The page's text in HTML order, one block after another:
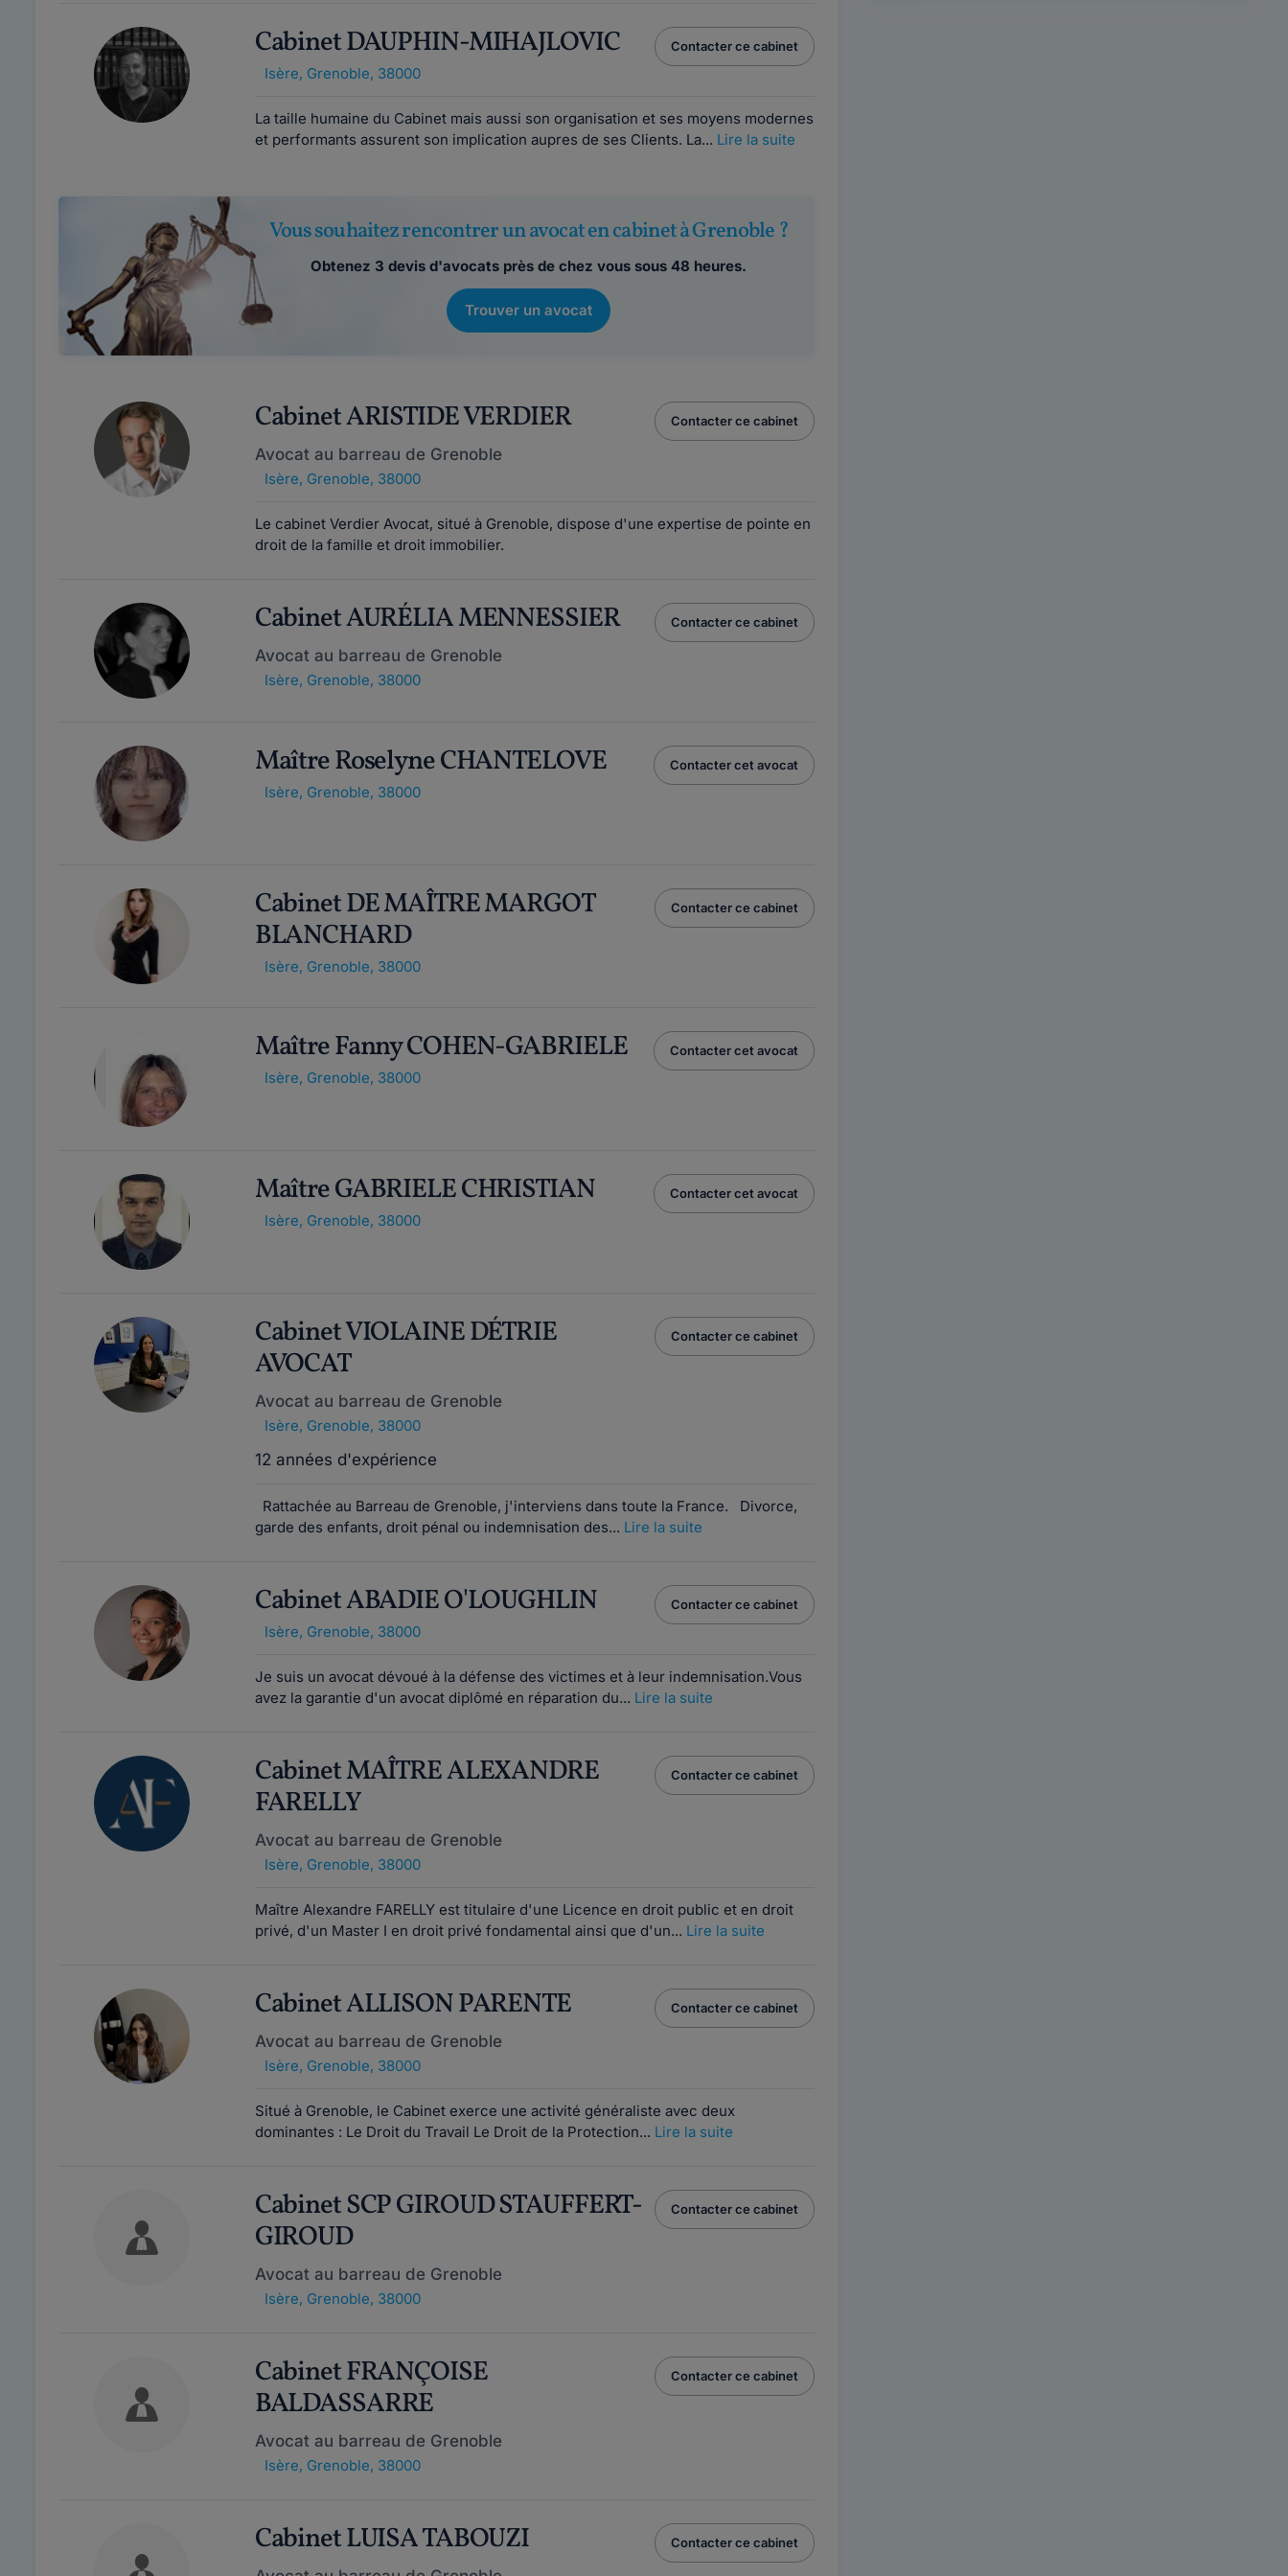
Cabinet DAUPHIN-MIHAJLOVIC
Isère, Grenoble, 38000
Contacter ce cabinet
La taille humaine du Cabinet mais aussi son organisation et ses moyens modernes
et performants assurent son implication aupres de ses Clients. La... Lire la suite
Vous souhaitez rencontrer un avocat en cabinet à Grenoble ?
Obtenez 3 devis d'avocats près de chez vous sous 48 heures.
Trouver un avocat
Cabinet ARISTIDE VERDIER
Avocat au barreau de Grenoble
Isère, Grenoble, 38000
Contacter ce cabinet
Le cabinet Verdier Avocat, situé à Grenoble, dispose d'une expertise de pointe en
droit de la famille et droit immobilier.
Cabinet AURÉLIA MENNESSIER
Avocat au barreau de Grenoble
Isère, Grenoble, 38000
Contacter ce cabinet
Maître Roselyne CHANTELOVE
Isère, Grenoble, 38000
Contacter cet avocat
Cabinet DE MAÎTRE MARGOT
BLANCHARD
Isère, Grenoble, 38000
Contacter ce cabinet
Maître Fanny COHEN-GABRIELE
Isère, Grenoble, 38000
Contacter cet avocat
Maître GABRIELE CHRISTIAN
Isère, Grenoble, 38000
Contacter cet avocat
Cabinet VIOLAINE DÉTRIE
AVOCAT
Avocat au barreau de Grenoble
Isère, Grenoble, 38000
12 années d'expérience
Contacter ce cabinet
Rattachée au Barreau de Grenoble, j'interviens dans toute la France. Divorce,
garde des enfants, droit pénal ou indemnisation des... Lire la suite
Cabinet ABADIE O'LOUGHLIN
Isère, Grenoble, 38000
Contacter ce cabinet
Je suis un avocat dévoué à la défense des victimes et à leur indemnisation.Vous
avez la garantie d'un avocat diplômé en réparation du... Lire la suite
Cabinet MAÎTRE ALEXANDRE
FARELLY
Avocat au barreau de Grenoble
Isère, Grenoble, 38000
Contacter ce cabinet
Maître Alexandre FARELLY est titulaire d'une Licence en droit public et en droit
privé, d'un Master I en droit privé fondamental ainsi que d'un... Lire la suite
Cabinet ALLISON PARENTE
Avocat au barreau de Grenoble
Isère, Grenoble, 38000
Contacter ce cabinet
Situé à Grenoble, le Cabinet exerce une activité généraliste avec deux
dominantes : Le Droit du Travail Le Droit de la Protection... Lire la suite
Cabinet SCP GIROUD STAUFFERT-
GIROUD
Avocat au barreau de Grenoble
Isère, Grenoble, 38000
Contacter ce cabinet
Cabinet FRANÇOISE
BALDASSARRE
Avocat au barreau de Grenoble
Isère, Grenoble, 38000
Contacter ce cabinet
Cabinet LUISA TABOUZI Contacter ce cabinet